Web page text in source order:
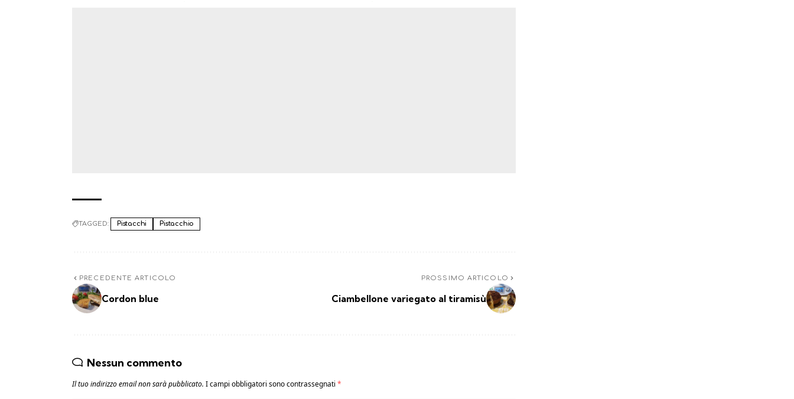
TAGGED: Pistacchi Pistacchio
PRECEDENTE ARTICOLO
Cordon blue
PROSSIMO ARTICOLO
Ciambellone variegato al tiramisù
Nessun commento
Il tuo indirizzo email non sarà pubblicato. I campi obbligatori sono contrassegnati *